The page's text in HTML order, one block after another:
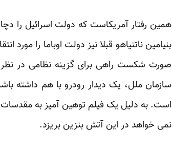
همین رفتار آمریکاست که دولت اسرائیل را
بنیامین ناتنیاهو قبلا نیز دولت اوباما را
صورت شکست راهی برای گزینه نظامی در نظر
سازمان ملل، یک دیدار رودرو با هم داشته
است. به دلیل یک فیلم توهین آمیز به
نمی خواهد در این آتش بنزین بریزد.